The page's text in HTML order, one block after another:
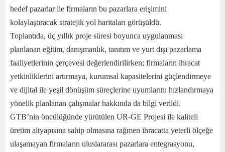
hedef pazarlar ile firmaların bu pazarlara erişimini
kolaylaştıracak stratejik yol haritaları görüşüldü.
Toplantıda, üç yıllık proje süresi boyunca uygulanması
planlanan eğitim, danışmanlık, tanıtım ve yurt dışı pazarlama
faaliyetlerinin çerçevesi değerlendirilirken; firmaların ihracat
yetkinliklerini artırmaya, kurumsal kapasitelerini güçlendirmeye
ve dijital ile yeşil dönüşüm süreçlerine uyumlarını hızlandırmaya
yönelik planlanan çalışmalar hakkında da bilgi verildi.
GTB’nin öncülüğünde yürütülen UR-GE Projesi ile kaliteli
üretim altyapısına sahip olmasına rağmen ihracatta yeterli ölçeğe
ulaşamayan firmaların uluslararası pazarlara entegrasyonu,